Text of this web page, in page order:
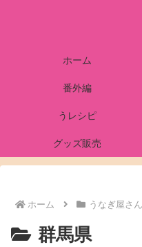
ホーム
番外編
うレシピ
グッズ販売
ホーム うなぎ屋さ
群馬県